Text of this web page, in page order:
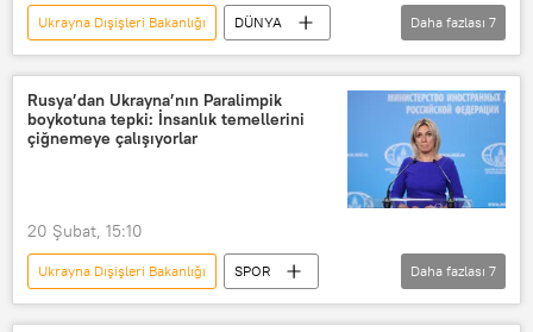
Ukrayna Dışişleri Bakanlığı
DÜNYA
Peter Szijjarto
Macaristan
AB
Avrupa
Ukrayna
Kiev
Drujba petrol boru hattı
Daha fazlası 7
Rusya’dan Ukrayna’nın Paralimpik
boykotuna tepki: İnsanlık temellerini
çiğnemeye çalışıyorlar
20 Şubat, 15:10
Ukrayna Dışişleri Bakanlığı
SPOR
Rusya
Rusya Dışişleri Bakanlığı
Daha fazlası 7